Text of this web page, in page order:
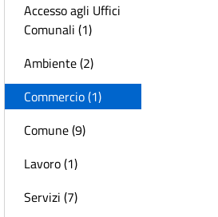
Accesso agli Uffici
Comunali (1)
Ambiente (2)
Commercio (1)
Comune (9)
Lavoro (1)
Servizi (7)